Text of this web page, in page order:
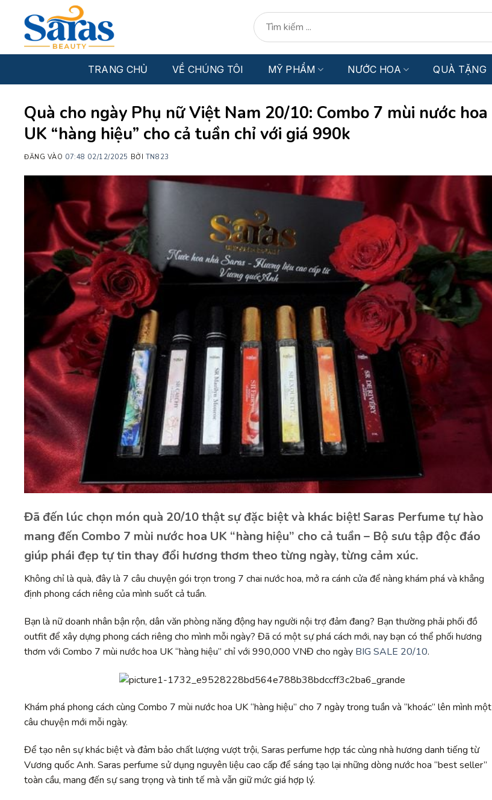
dung
Tìm
kiếm:
TRANG CHỦ VỀ CHÚNG TÔI MỸ PHẨM NƯỚC HOA QUÀ TẶNG
Quà cho ngày Phụ nữ Việt Nam 20/10: Combo 7 mùi nước hoa
UK “hàng hiệu” cho cả tuần chỉ với giá 990k
ĐĂNG VÀO 07:48 02/12/2025 BỞI TN823
Đã đến lúc chọn món quà 20/10 thật sự đặc biệt và khác biệt! Saras Perfume tự hào
mang đến Combo 7 mùi nước hoa UK “hàng hiệu” cho cả tuần – Bộ sưu tập độc đáo
giúp phái đẹp tự tin thay đổi hương thơm theo từng ngày, từng cảm xúc.
Không chỉ là quà, đây là 7 câu chuyện gói trọn trong 7 chai nước hoa, mở ra cánh cửa để nàng khám phá và khẳng
định phong cách riêng của mình suốt cả tuần.
Bạn là nữ doanh nhân bận rộn, dân văn phòng năng động hay người nội trợ đảm đang? Bạn thường phải phối đồ
outfit để xây dựng phong cách riêng cho mình mỗi ngày? Đã có một sự phá cách mới, nay bạn có thể phối hương
thơm với Combo 7 mùi nước hoa UK “hàng hiệu” chỉ với 990,000 VNĐ cho ngày BIG SALE 20/10.
Khám phá phong cách cùng Combo 7 mùi nước hoa UK “hàng hiệu” cho 7 ngày trong tuần và “khoác” lên mình một
câu chuyện mới mỗi ngày.
Để tạo nên sự khác biệt và đảm bảo chất lượng vượt trội, Saras perfume hợp tác cùng nhà hương danh tiếng từ
Vương quốc Anh. Saras perfume sử dụng nguyên liệu cao cấp để sáng tạo lại những dòng nước hoa “best seller”
toàn cầu, mang đến sự sang trọng và tinh tế mà vẫn giữ mức giá hợp lý.